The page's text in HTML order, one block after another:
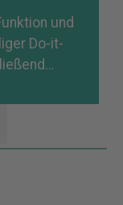
und
Do-it-